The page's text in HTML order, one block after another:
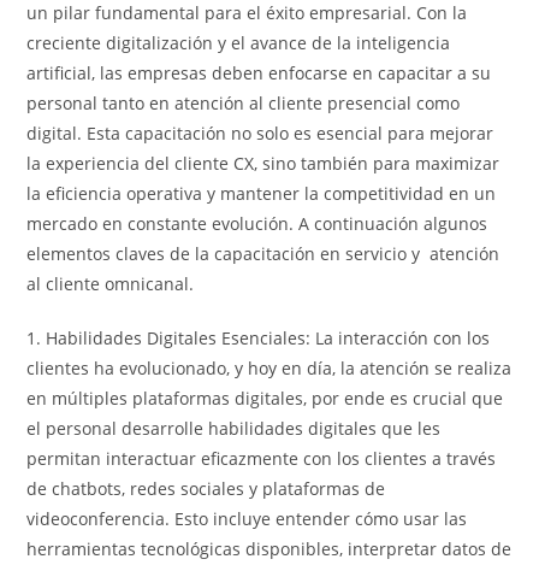
un pilar fundamental para el éxito empresarial. Con la
creciente digitalización y el avance de la inteligencia
artificial, las empresas deben enfocarse en capacitar a su
personal tanto en atención al cliente presencial como
digital. Esta capacitación no solo es esencial para mejorar
la experiencia del cliente CX, sino también para maximizar
la eficiencia operativa y mantener la competitividad en un
mercado en constante evolución. A continuación algunos
elementos claves de la capacitación en servicio y atención
al cliente omnicanal.
1. Habilidades Digitales Esenciales: La interacción con los
clientes ha evolucionado, y hoy en día, la atención se realiza
en múltiples plataformas digitales, por ende es crucial que
el personal desarrolle habilidades digitales que les
permitan interactuar eficazmente con los clientes a través
de chatbots, redes sociales y plataformas de
videoconferencia. Esto incluye entender cómo usar las
herramientas tecnológicas disponibles, interpretar datos de